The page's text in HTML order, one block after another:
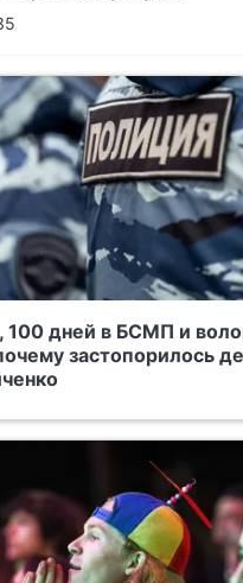
100 дней в БСМП и
застопорилось